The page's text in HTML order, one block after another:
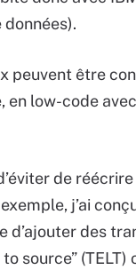
données).
peuvent être
low-code
de
j’ai
d’ajouter des
source” (TELT)